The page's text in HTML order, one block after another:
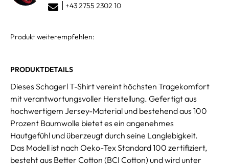
+43 2755 2302 10
Produkt weiterempfehlen:
PRODUKTDETAILS
Dieses Schagerl T-Shirt vereint höchsten Tragekomfort
mit verantwortungsvoller Herstellung. Gefertigt aus
hochwertigem Jersey-Material und bestehend aus 100
Prozent Baumwolle bietet es ein angenehmes
Hautgefühl und überzeugt durch seine Langlebigkeit.
Das Modell ist nach Oeko-Tex Standard 100 zertifiziert,
besteht aus Better Cotton (BCI Cotton) und wird unter